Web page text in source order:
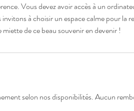
Vous devez avoir accès à un
à choisir un espace calme pour la
de ce beau souvenir en devenir !
selon nos disponibilités. Aucun